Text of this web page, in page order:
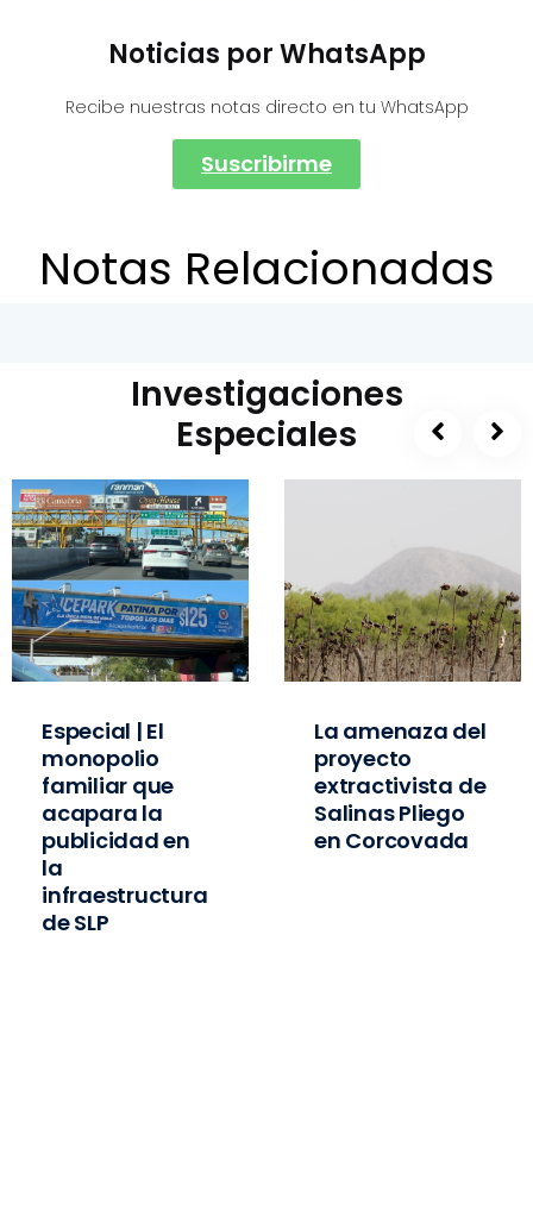
Noticias por WhatsApp
Recibe nuestras notas directo en tu WhatsApp
Suscribirme
Notas Relacionadas
Investigaciones
Especiales
Especial | El
monopolio
familiar que
acapara la
publicidad en
la
infraestructura
de SLP
La amenaza del
proyecto
extractivista de
Salinas Pliego
en Corcovada